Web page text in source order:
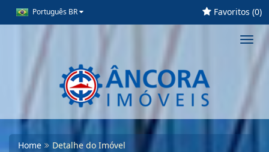
Português BR Favoritos (0)
Home Detalhe do Imóvel